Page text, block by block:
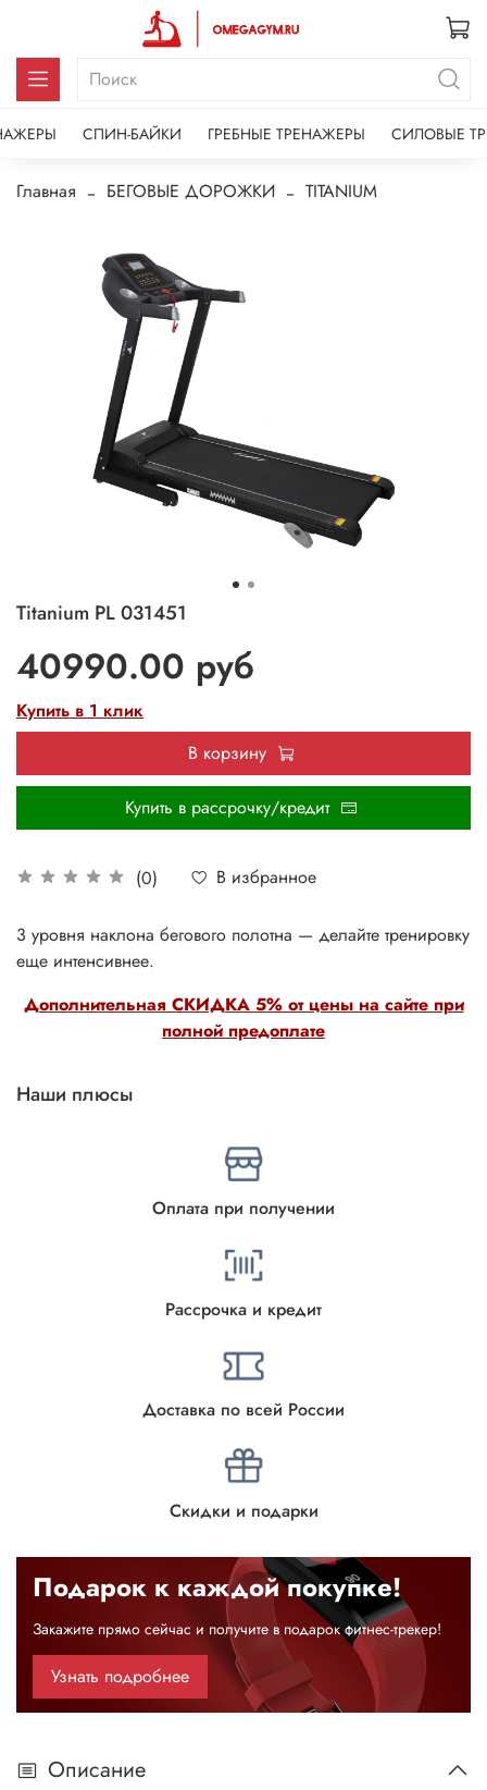
СПИН-БАЙКИ ГРЕБНЫЕ ТРЕНАЖЕРЫ СИЛОВЫЕ
Главная БЕГОВЫЕ ДОРОЖКИ TITANIUM
Titanium PL 031451
(0) В избранное
40990.00 руб
Купить в 1 клик
В корзину
Купить в рассрочку/кредит
Дополнительная СКИДКА 5% от цены на сайте при
полной предоплате
3 уровня наклона бегового полотна — делайте тренировку
еще интенсивнее.
Наши плюсы
Оплата при получении
Рассрочка и кредит
Доставка по всей России
Скидки и подарки
Подарок к каждой покупке!
Закажите прямо сейчас и получите в подарок фитнес-трекер!
Узнать подробнее
Описание